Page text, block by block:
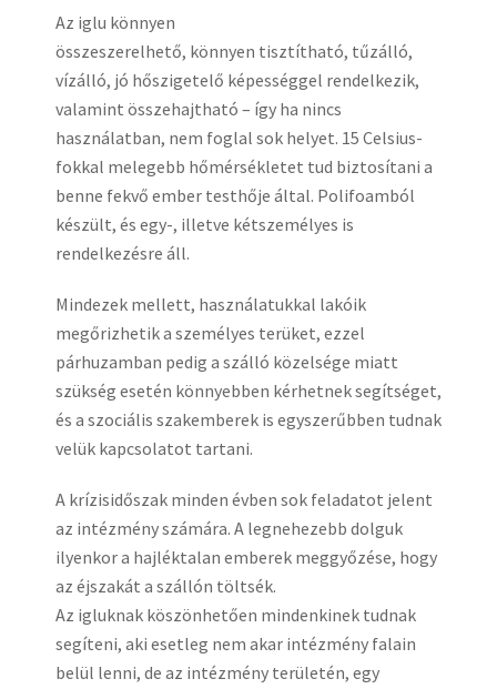
Az iglu könnyen
összeszerelhető, könnyen tisztítható, tűzálló,
vízálló, jó hőszigetelő képességgel rendelkezik,
valamint összehajtható – így ha nincs
használatban, nem foglal sok helyet. 15 Celsius-
fokkal melegebb hőmérsékletet tud biztosítani a
benne fekvő ember testhője által. Polifoamból
készült, és egy-, illetve kétszemélyes is
rendelkezésre áll.
Mindezek mellett, használatukkal lakóik
megőrizhetik a személyes terüket, ezzel
párhuzamban pedig a szálló közelsége miatt
szükség esetén könnyebben kérhetnek segítséget,
és a szociális szakemberek is egyszerűbben tudnak
velük kapcsolatot tartani.
A krízisidőszak minden évben sok feladatot jelent
az intézmény számára. A legnehezebb dolguk
ilyenkor a hajléktalan emberek meggyőzése, hogy
az éjszakát a szállón töltsék.
Az igluknak köszönhetően mindenkinek tudnak
segíteni, aki esetleg nem akar intézmény falain
belül lenni, de az intézmény területén, egy